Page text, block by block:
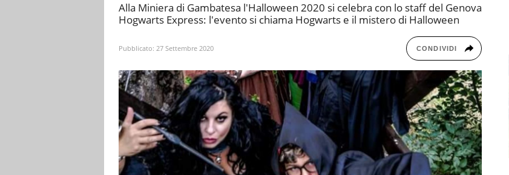
Alla Miniera di Gambatesa l'Halloween 2020 si celebra con lo staff del Genova
Hogwarts Express: l'evento si chiama Hogwarts e il mistero di Halloween
Pubblicato: 27 Settembre 2020 CONDIVIDI